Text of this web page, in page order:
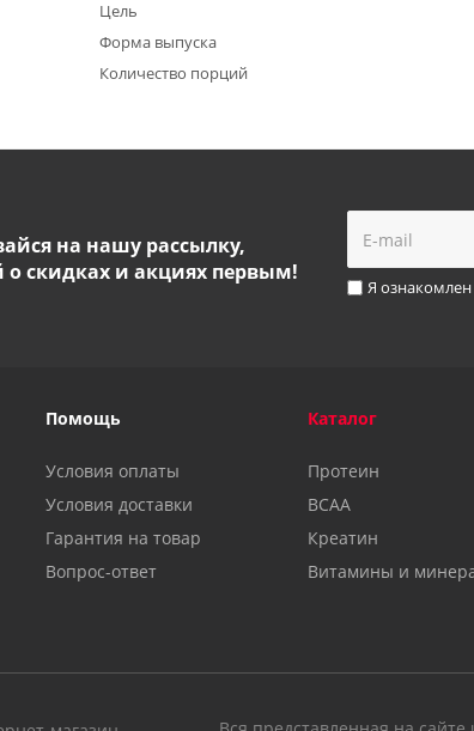
Цель
Форма выпуска
Количество порций
на нашу рассылку,
о скидках и акциях первым!
Я ознакомлен
Помощь
Условия оплаты
Условия доставки
Гарантия на товар
Вопрос-ответ
Каталог
Протеин
BCAA
Креатин
Витамины и